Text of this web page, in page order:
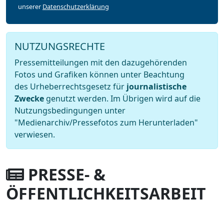
unserer Datenschutzerklärung
NUTZUNGSRECHTE
Pressemitteilungen mit den dazugehörenden
Fotos und Grafiken können unter Beachtung
des Urheberrechtsgesetz für journalistische
Zwecke genutzt werden. Im Übrigen wird auf die
Nutzungsbedingungen unter
"Medienarchiv/Pressefotos zum Herunterladen"
verwiesen.
PRESSE- &
ÖFFENTLICHKEITSARBEIT